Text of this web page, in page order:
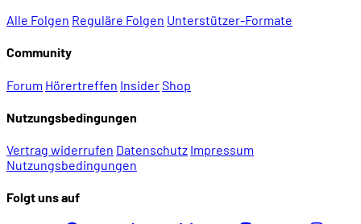
Alle Folgen Reguläre Folgen Unterstützer-Formate
Community
Forum Hörertreffen InsiderShop
Nutzungsbedingungen
Vertrag widerrufen Datenschutz Impressum
Nutzungsbedingungen
Folgt uns auf